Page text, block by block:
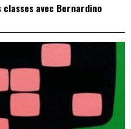
avec Bernardino